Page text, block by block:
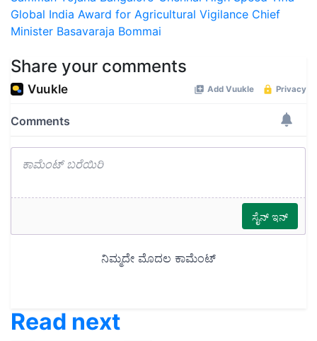
Global India Award for Agricultural Vigilance Chief
Minister Basavaraja Bommai
Share your comments
Read next